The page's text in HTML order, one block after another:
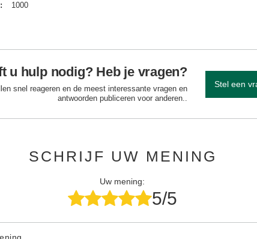
1000
u hulp nodig? Heb je vragen?
snel reageren en de meest interessante vragen en
antwoorden publiceren voor anderen..
Stel een
SCHRIJF UW MENING
Uw mening:
5/5